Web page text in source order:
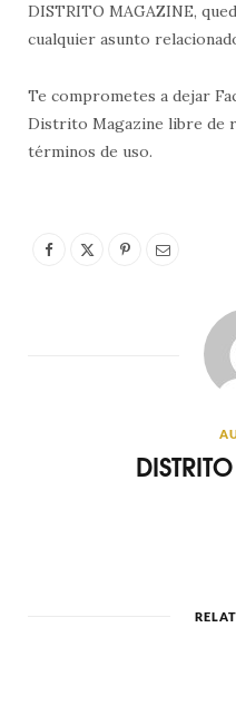
DISTRITO MAGAZINE,
cualquier asunto
Te comprometes a dejar
Distrito Magazine libre de
términos de uso.